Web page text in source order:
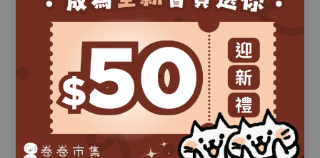
.
Super Cat／長毛貓理毛
Regular
MOP$ 135.0